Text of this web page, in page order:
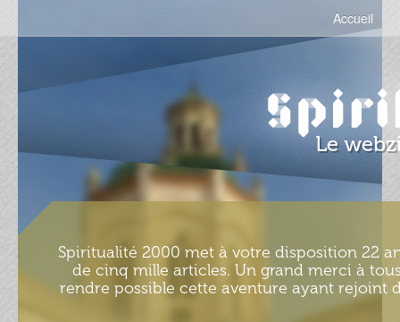
Accueil
Spiritualité 2000 met à votre disposition 22
de cinq mille articles. Un grand merci à
rendre possible cette aventure ayant rejoint